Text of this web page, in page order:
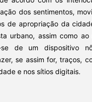
dos sentimentos,
de apropriação da
urbano, assim como
de um dispositivo
se assim for, traços,
e nos sítios digitais.